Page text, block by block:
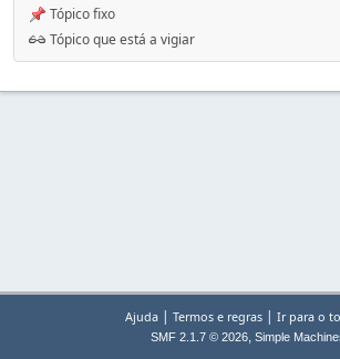
Tópico fixo
Tópico que está a vigiar
Ajuda| Termos e regras| Ir para o
SMF 2.1.7 © 2026, Simple